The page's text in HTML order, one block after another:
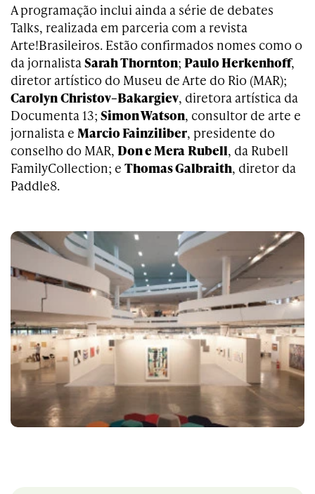
A programação inclui ainda a série de debates
Talks, realizada em parceria com a revista
Arte!Brasileiros. Estão confirmados nomes como o
da jornalistaSarah Thornton; Paulo Herkenhoff,
diretor artístico do Museu de Arte do Rio (MAR);
CarolynChristov–Bakargiev, diretora artística da
Documenta 13; SimonWatson, consultor de arte e
jornalista e MarcioFainziliber, presidente do
conselho do MAR, DoneMeraRubell, da Rubell
FamilyCollection; e ThomasGalbraith, diretor da
Paddle8.